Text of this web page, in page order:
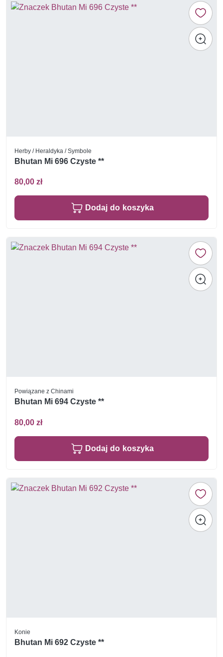
Herby / Heraldyka / Symbole
Bhutan Mi 696 Czyste **
80,00 zł
Dodaj do koszyka
Powiązane z Chinami
Bhutan Mi 694 Czyste **
80,00 zł
Dodaj do koszyka
Konie
Bhutan Mi 692 Czyste **